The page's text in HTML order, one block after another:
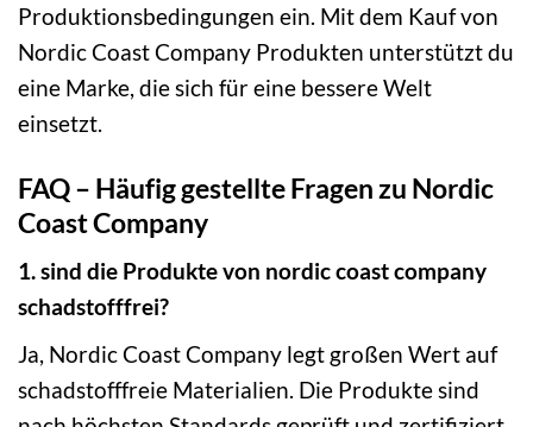
Produktionsbedingungen ein. Mit dem Kauf von
Nordic Coast Company Produkten unterstützt du
eine Marke, die sich für eine bessere Welt
einsetzt.
FAQ – Häufig gestellte Fragen zu Nordic
Coast Company
1. sind die Produkte von nordic coast company
schadstofffrei?
Ja, Nordic Coast Company legt großen Wert auf
schadstofffreie Materialien. Die Produkte sind